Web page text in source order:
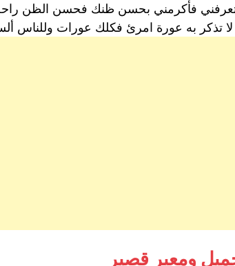
فأكرمني بحسن ظنك فحسن الظن راحة
تذكر به عورة امرئ فكلك عورات وللناس
ومعبر قصير